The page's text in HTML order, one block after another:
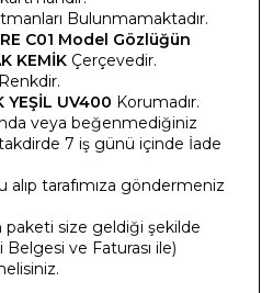
Bulunmamaktadır.
C01 Model Gözlüğün
KEMİK Çerçevedir.
Renkdir.
YEŞİL UV400 Korumadır.
veya beğenmediğiniz
7 iş günü içinde İade
tarafımıza göndermeniz
size geldiği şekilde
Belgesi ve Faturası ile)